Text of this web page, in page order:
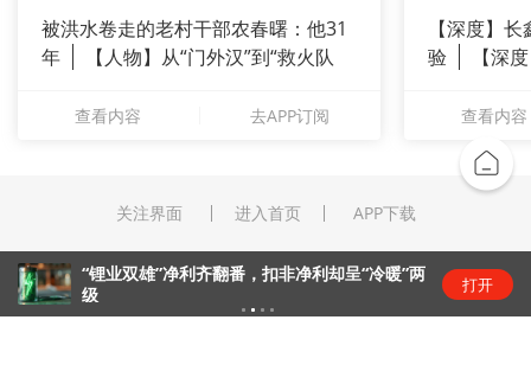
被洪水卷走的老村干部农春曙：他31
年
【人物】从“门外汉”到“救火队
查看内容 去APP订阅
【深度】
验
【深
查看内容
关注界面 进入首页 APP下载
“锂业双雄”净利齐翻番，扣非净利却呈“冷暖”两
级
打开